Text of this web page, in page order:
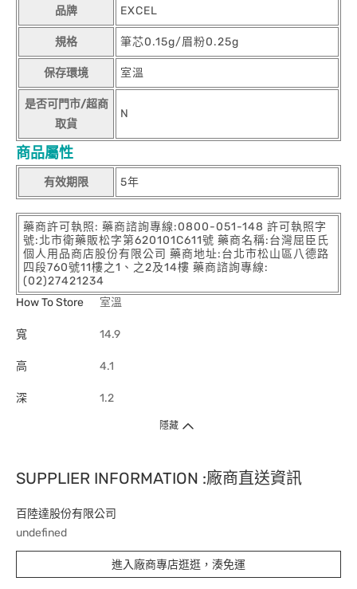
品牌 EXCEL
規格 筆芯0.15g/眉粉0.25g
保存環境 室溫
是否可門市/超商
取貨
N
商品屬性
有效期限 5年
藥商許可執照: 藥商諮詢專線:0800-051-148 許可執照字
號:北市衛藥販松字第620101C611號 藥商名稱:台灣屈臣氏
個人用品商店股份有限公司 藥商地址:台北市松山區八德路
四段760號11樓之1、之2及14樓 藥商諮詢專線:
(02)27421234
How To Store
室溫
寬 14.9
高 4.1
深 1.2
隱藏
SUPPLIER INFORMATION :廠商直送資訊
百陸達股份有限公司
undefined
進入廠商專店逛逛，湊免運